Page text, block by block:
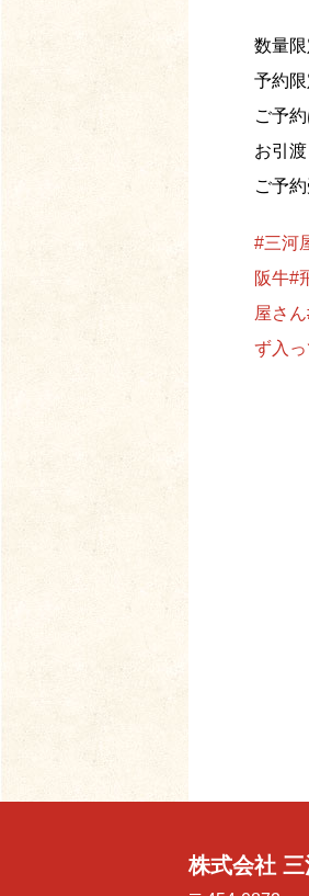
数量
予約限
ご予
お引
ご予
#三河
阪牛#
屋さん
ず入っ
株式会社